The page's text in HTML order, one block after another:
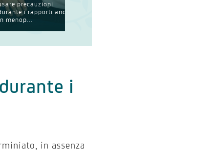
precauzioni
i rapporti anche
menop...
i
in assenza